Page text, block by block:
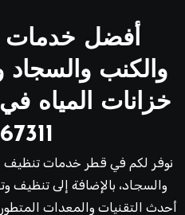
أفضل خدمات
والكنب
خزانات المياه
نوفر لكم في قطر خدمات تنظيف
والسجاد، بالإضافة إلى تنظيف
أحدث التقنيات والمعدات